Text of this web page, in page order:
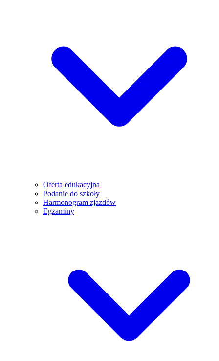
Oferta edukacyjna
Podanie do szkoły
Harmonogram zjazdów
Egzaminy